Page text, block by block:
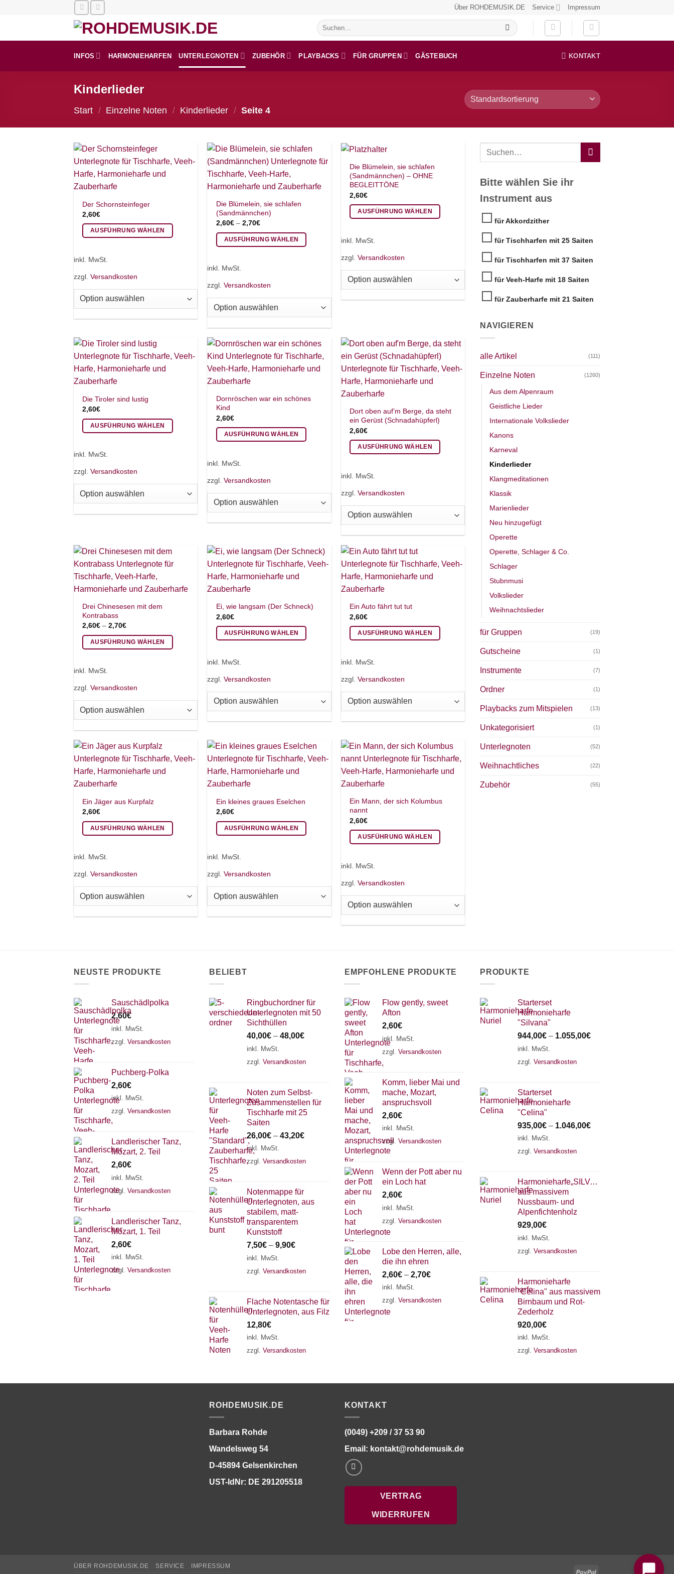
Über ROHDEMUSIK.DE Service Impressum
Suchen
nach:
INFOS HARMONIEHARFEN UNTERLEGNOTEN ZUBEHÖR PLAYBACKS FÜR GRUPPEN GÄSTEBUCH KONTAKT
Kinderlieder
Start / Einzelne Noten / Kinderlieder / Seite 4
Der Schornsteinfeger
2,60€
AUSFÜHRUNG WÄHLEN
mehrere
Varianten
auf.
auf
der
Produktseite
gewählt
inkl. MwSt.
zzgl. Versandkosten
Die Blümelein, sie schlafen
(Sandmännchen)
2,60€– 2,70€
AUSFÜHRUNG WÄHLEN
mehrere
Varianten
auf.
können
auf
der
Produktseite
werden
inkl. MwSt.
zzgl.Versandkosten
Die Blümelein, sie schlafen
(Sandmännchen) – OHNE
BEGLEITTÖNE
2,60€
AUSFÜHRUNG WÄHLEN
mehrere
Varianten
auf.
der
werden
inkl. MwSt.
zzgl.Versandkosten
Die Tiroler sind lustig
2,60€
AUSFÜHRUNG WÄHLEN
mehrere
Varianten
auf.
der
Produktseite
gewählt
werden
inkl. MwSt.
zzgl. Versandkosten
Dornröschen war ein schönes
Kind
2,60€
AUSFÜHRUNG WÄHLEN
mehrere
Varianten
auf.
auf
der
Produktseite
gewählt
inkl. MwSt.
zzgl.Versandkosten
Dort oben auf’m Berge, da steht
ein Gerüst (Schnadahüpferl)
2,60€
AUSFÜHRUNG WÄHLEN
mehrere
Varianten
auf.
können
auf
der
Produktseite
werden
inkl. MwSt.
zzgl.Versandkosten
Drei Chinesesen mit dem
Kontrabass
2,60€ –2,70€
AUSFÜHRUNG WÄHLEN
mehrere
Varianten
auf.
können
auf
der
Produktseite
werden
inkl. MwSt.
zzgl. Versandkosten
Ei, wie langsam (Der Schneck)
2,60€
AUSFÜHRUNG WÄHLEN
mehrere
Varianten
auf.
auf
der
Produktseite
gewählt
inkl. MwSt.
zzgl.Versandkosten
Ein Auto fährt tut tut
2,60€
AUSFÜHRUNG WÄHLEN
mehrere
Varianten
auf.
auf
der
Produktseite
gewählt
inkl. MwSt.
zzgl.Versandkosten
Ein Jäger aus Kurpfalz
2,60€
AUSFÜHRUNG WÄHLEN
mehrere
Varianten
auf.
Produktseite
inkl. MwSt.
zzgl. Versandkosten
Ein kleines graues Eselchen
2,60€
AUSFÜHRUNG WÄHLEN
mehrere
Varianten
auf.
Produktseite
inkl. MwSt.
zzgl.Versandkosten
Ein Mann, der sich Kolumbus
nannt
2,60€
AUSFÜHRUNG WÄHLEN
mehrere
Varianten
auf.
Produktseite
werden
inkl. MwSt.
zzgl.Versandkosten
Bitte wählen Sie ihr
Instrument aus
für Akkordzither
für Tischharfen mit 25 Saiten
für Tischharfen mit 37 Saiten
für Veeh-Harfe mit 18 Saiten
für Zauberharfe mit 21 Saiten
NAVIGIEREN
alle Artikel (111)
Einzelne Noten (1260)
Aus dem Alpenraum
Geistliche Lieder
Internationale Volkslieder
Kanons
Karneval
Kinderlieder
Klangmeditationen
Klassik
Marienlieder
Neu hinzugefügt
Operette
Operette, Schlager & Co.
Schlager
Stubnmusi
Volkslieder
Weihnachtslieder
für Gruppen (19)
Gutscheine (1)
Instrumente (7)
Ordner (1)
Playbacks zum Mitspielen (13)
Unkategorisiert (1)
Unterlegnoten (52)
Weihnachtliches (22)
Zubehör (55)
NEUSTE PRODUKTE
Sauschädlpolka
2,60€
inkl. MwSt.
zzgl. Versandkosten
Puchberg-Polka
2,60€
inkl. MwSt.
zzgl. Versandkosten
Landlerischer Tanz,
Mozart, 2. Teil
2,60€
inkl. MwSt.
zzgl. Versandkosten
Landlerischer Tanz,
Mozart, 1. Teil
2,60€
inkl. MwSt.
zzgl. Versandkosten
BELIEBT
Ringbuchordner für
Unterlegnoten mit 50
Sichthüllen
40,00€ – 48,00€
inkl. MwSt.
zzgl. Versandkosten
Noten zum Selbst-
Zusammenstellen für
Tischharfe mit 25
Saiten
26,00€ – 43,20€
inkl. MwSt.
zzgl. Versandkosten
Notenmappe für
Unterlegnoten, aus
stabilem, matt-
transparentem
Kunststoff
7,50€ – 9,90€
inkl. MwSt.
zzgl. Versandkosten
Flache Notentasche für
Unterlegnoten, aus Filz
12,80€
inkl. MwSt.
zzgl. Versandkosten
EMPFOHLENE PRODUKTE
Flow gently, sweet
Afton
2,60€
inkl. MwSt.
zzgl. Versandkosten
Komm, lieber Mai und
mache, Mozart,
anspruchsvoll
2,60€
inkl. MwSt.
zzgl. Versandkosten
Wenn der Pott aber nu
ein Loch hat
2,60€
inkl. MwSt.
zzgl. Versandkosten
Lobe den Herren, alle,
die ihn ehren
2,60€ – 2,70€
inkl. MwSt.
zzgl. Versandkosten
PRODUKTE
Starterset
Harmonieharfe
"Silvana"
944,00€ – 1.055,00€
inkl. MwSt.
zzgl. Versandkosten
Starterset
Harmonieharfe
"Celina"
935,00€ – 1.046,00€
inkl. MwSt.
zzgl. Versandkosten
Harmonieharfe„SILVANA"
aus massivem
Nussbaum- und
Alpenfichtenholz
929,00€
inkl. MwSt.
zzgl. Versandkosten
Harmonieharfe
"Celina" aus massivem
Birnbaum und Rot-
Zederholz
920,00€
inkl. MwSt.
zzgl. Versandkosten
ROHDEMUSIK.DE
Barbara Rohde
Wandelsweg 54
D-45894 Gelsenkirchen
UST-IdNr: DE 291205518
KONTAKT
(0049) +209 / 37 53 90
Email: kontakt@rohdemusik.de
VERTRAG
WIDERRUFEN
PayPal
ÜBER ROHDEMUSIK.DE SERVICE IMPRESSUM
18 SAITEN 21 SAITEN 25 SAITEN
AKKORDZITHER